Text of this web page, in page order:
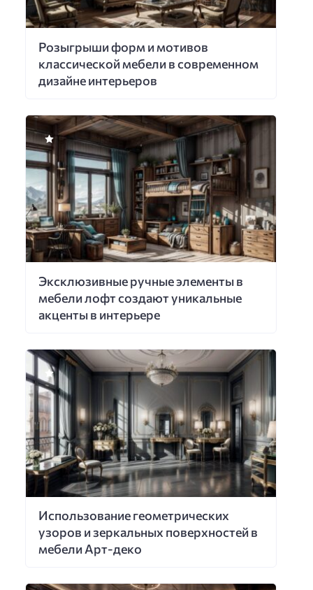
Розыгрыши форм и мотивов
классической мебели в современном
дизайне интерьеров
Эксклюзивные ручные элементы в
мебели лофт создают уникальные
акценты в интерьере
Использование геометрических
узоров и зеркальных поверхностей в
мебели Арт-деко